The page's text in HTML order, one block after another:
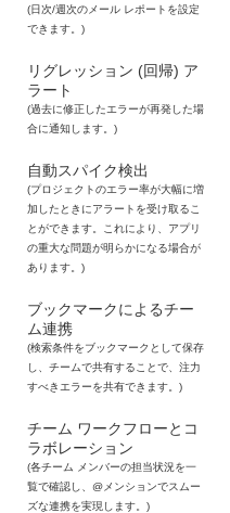
(日次/週次のメール レポートを設定
できます。)
リグレッション (回帰) ア
ラート
(過去に修正したエラーが再発した場
合に通知します。)
自動スパイク検出
(プロジェクトのエラー率が大幅に増
加したときにアラートを受け取るこ
とができます。これにより、アプリ
の重大な問題が明らかになる場合が
あります。)
ブックマークによるチー
ム連携
(検索条件をブックマークとして保存
し、チームで共有することで、注力
すべきエラーを共有できます。)
チーム ワークフローとコ
ラボレーション
(各チーム メンバーの担当状況を一
覧で確認し、@メンションでスムー
ズな連携を実現します。)